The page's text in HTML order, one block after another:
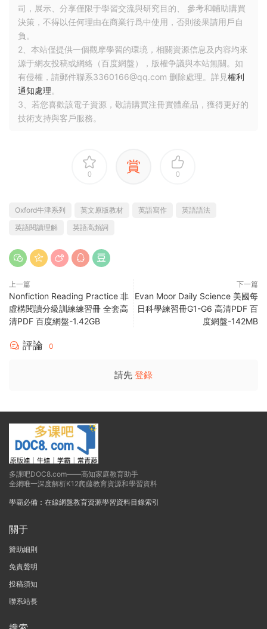
司，展示、分享僅限于學習交流與研究目的、 參考和輔助購買
決策，不得以任何理由在商業行爲中使用，否則後果請用戶自
負。
2、本站僅提供一個觀摩學習的環境，相關資源信息及内容均來
源于網友投稿或網絡（百度網盤），版權争議與本站無關。如
有侵權，請郵件聯系3360166@qq.com 删除處理。詳見權利
通知處理。
3、若您喜歡該電子資源，敬請購買注冊實體産品，獲得更好的
技術支持與客戶服務。
0 賞 0
Oxford牛津系列 英文原版教材 英語寫作
英語語法
英語閱讀理解
英語高頻詞
上一篇
Nonfiction Reading Practice 非
虛構閱讀分級訓練練習冊 全套高
清PDF 百度網盤-1.42GB
下一篇
Evan Moor Daily Science 美國每
日科學練習冊G1-G6 高清PDF 百
度網盤-142MB
評論 0
請先 登錄
多課吧DOC8.com——高知家庭教育助手
全網唯一深度解析K12爬藤教育資源和學習資料
學霸必備：在線網盤教育資源學習資料目錄索引
關于
贊助細則
免責聲明
投稿須知
聯系站長